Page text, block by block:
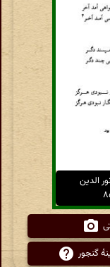
- نور الدین
گنجور